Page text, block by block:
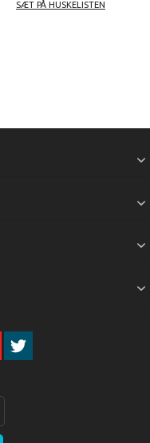
SÆT PÅ HUSKELISTEN